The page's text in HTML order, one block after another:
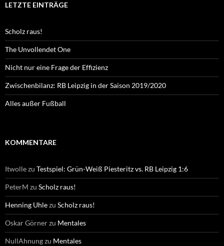
LETZTE EINTRÄGE
Scholz raus!
The Unvollendet One
Nicht nur eine Frage der Effizienz
Zwischenbilanz: RB Leipzig in der Saison 2019/2020
Alles außer Fußball
KOMMENTARE
Itwollezu Testspiel: Grün-Weiß Piesteritz vs. RB Leipzig 1:6
PeterM zu Scholz raus!
Henning Uhlezu Scholz raus!
Oskar Görnerzu Mentales
NullAhnungzu Mentales